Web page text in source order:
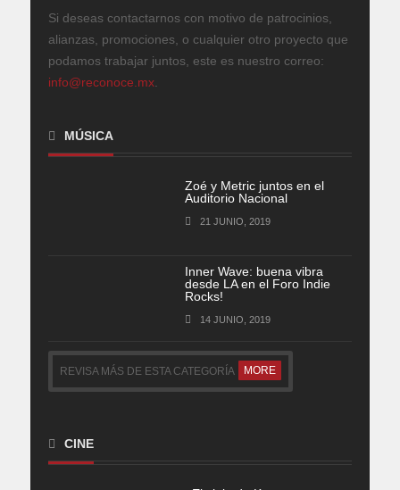
Si deseas contactarnos con motivo de patrocinios,
alianzas, promociones, o cualquier otro proyecto que
podamos trabajar juntos, este es nuestro correo:
info@reconoce.mx
MÚSICA
Zoé y Metric juntos en el
Auditorio Nacional
21 JUNIO, 2019
Inner Wave: buena vibra
desde LA en el Foro Indie
Rocks!
14 JUNIO, 2019
REVISA MÁS DE ESTA CATEGORÍA MORE
CINE